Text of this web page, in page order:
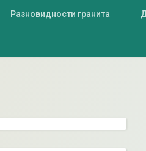
Разновидности гранита